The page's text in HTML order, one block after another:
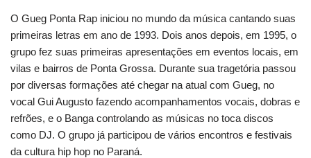
O Gueg Ponta Rap iniciou no mundo da música cantando suas
primeiras letras em ano de 1993. Dois anos depois, em 1995, o
grupo fez suas primeiras apresentações em eventos locais, em
vilas e bairros de Ponta Grossa. Durante sua tragetória passou
por diversas formações até chegar na atual com Gueg, no
vocal Gui Augusto fazendo acompanhamentos vocais, dobras e
refrões, e o Banga controlando as músicas no toca discos
como DJ. O grupo já participou de vários encontros e festivais
da cultura hip hop no Paraná.